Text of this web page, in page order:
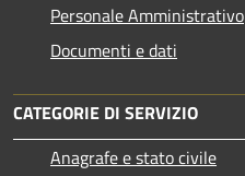
Personale Amministrativo
Documenti e dati
CATEGORIE DI SERVIZIO
Anagrafe e stato civile